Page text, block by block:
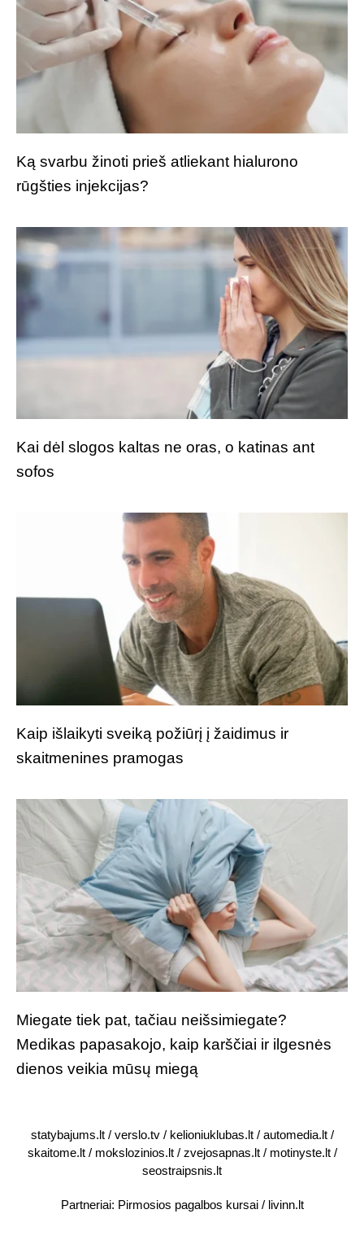
Ką svarbu žinoti prieš atliekant hialurono
rūgšties injekcijas?
Kai dėl slogos kaltas ne oras, o katinas ant
sofos
Kaip išlaikyti sveiką požiūrį į žaidimus ir
skaitmenines pramogas
Miegate tiek pat, tačiau neišsimiegate?
Medikas papasakojo, kaip karščiai ir ilgesnės
dienos veikia mūsų miegą
statybajums.lt/ verslo.tv/ kelioniuklubas.lt/ automedia.lt/
skaitome.lt/ mokslozinios.lt/ zvejosapnas.lt/ motinyste.lt/
seostraipsnis.lt
Partneriai: Pirmosios pagalbos kursai/ livinn.lt